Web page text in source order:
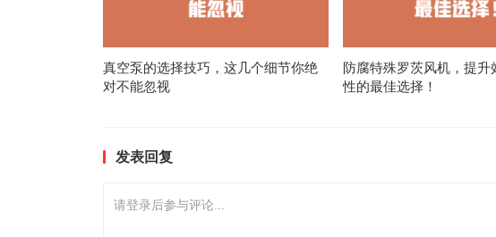
真空泵的选择技巧，这几个细节你绝
对不能忽视
防腐特殊罗茨风机，提升
性的最佳选择！
发表回复
请登录后参与评论...